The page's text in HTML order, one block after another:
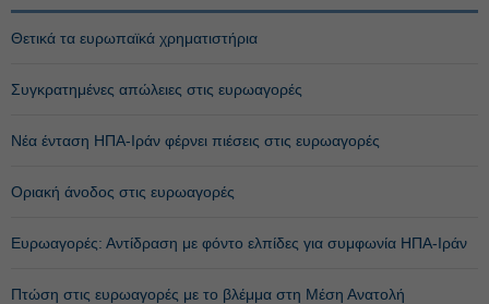
Θετικά τα ευρωπαϊκά χρηματιστήρια
Συγκρατημένες απώλειες στις ευρωαγορές
Νέα ένταση ΗΠΑ-Ιράν φέρνει πιέσεις στις ευρωαγορές
Οριακή άνοδος στις ευρωαγορές
Ευρωαγορές: Αντίδραση με φόντο ελπίδες για συμφωνία ΗΠΑ-Ιράν
Πτώση στις ευρωαγορές με το βλέμμα στη Μέση Ανατολή